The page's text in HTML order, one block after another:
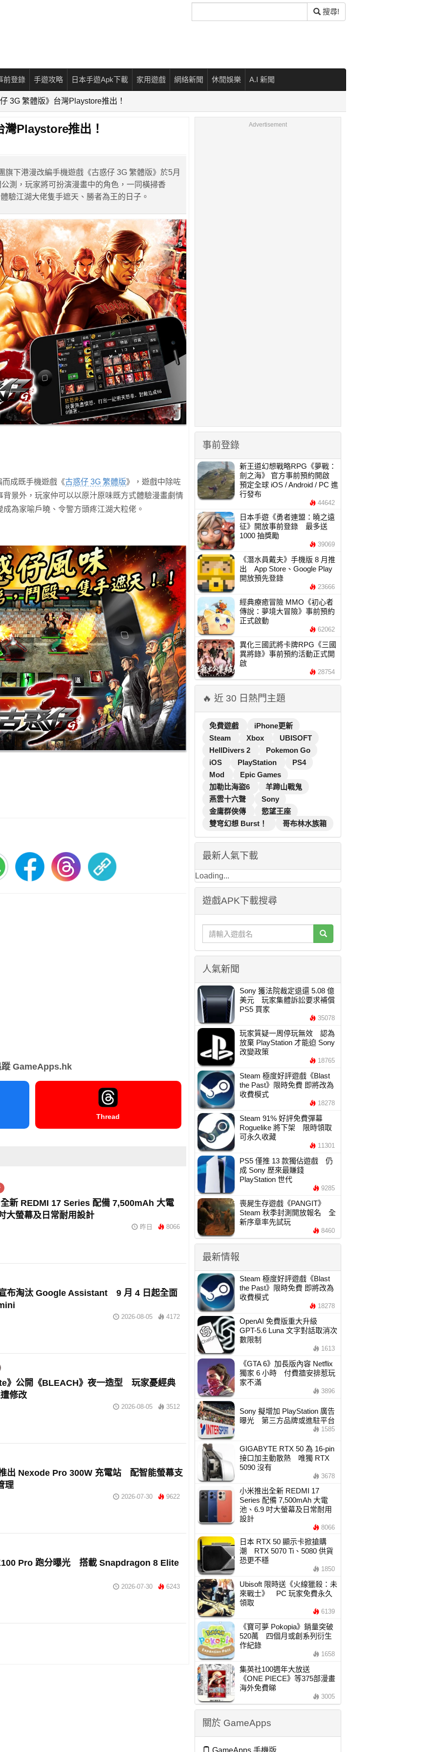
尋
搜尋!
前登錄 手遊攻略 日本手遊Apk下載 家用遊戲 網絡新聞 休閒娛樂 A.I 新聞
3G 繁體版》台灣Playstore推出！
Playstore推出！
旗下港漫改編手機遊戲《古惑仔 3G 繁體版》於5月
測，玩家將可扮演漫畫中的角色，一同橫掃香
驗江湖大佬隻手遮天、勝者為王的日子。
成既手機遊戲《古惑仔 3G 繁體版》，遊戲中除咗
景外，玩家仲可以以原汁原味既方式體驗漫畫劇情
為家喻戶曉、令警方頭疼江湖大粒佬。
蹤 GameApps.hk
Thread
新 REDMI 17 Series 配備 7,500mAh 大電
大螢幕及日常耐用設計
昨日 8066
布淘汰 Google Assistant 9 月 4 日起全面
2026-08-05 4172
》公開《BLEACH》夜一造型 玩家憂經典
修改
2026-08-05 3512
出 Nexode Pro 300W 充電站 配智能螢幕支
理
2026-07-30 9622
Pro 跑分曝光 搭載 Snapdragon 8 Elite
2026-07-30 6243
Advertisement
事前登錄
新王道幻想戰略RPG《夢戰：
劍之海》 官方事前預約開啟
預定全球 iOS / Android / PC 進
行發布
44642
日本手遊《勇者連盟：曉之遠
征》開放事前登錄 最多送
1000 抽獎勵
39069
《潛水員戴夫》手機版 8 月推
出 App Store、Google Play
開放預先登錄
23666
經典療癒冒險 MMO《初心者
傳說：夢境大冒險》事前預約
正式啟動
62062
異化三國武將卡牌RPG《三國
異將錄》事前預約活動正式開
啟
28754
🔥 近 30 日熱門主題
免費遊戲
iPhone更新
Steam
Xbox
UBISOFT
HellDivers 2
Pokemon Go
iOS
PlayStation
PS4
Mod
Epic Games
加勒比海盜6
羊蹄山戰鬼
燕雲十六聲
Sony
金庸群俠傳
慾望王座
雙穹幻想 Burst！
哥布林水族箱
最新人氣下載
Loading...
遊戲APK下載搜尋
人氣新聞
Sony 獲法院裁定退還 5.08 億
美元 玩家集體訴訟要求補償
PS5 買家
35078
玩家質疑一周停玩無效 認為
放棄 PlayStation 才能迫 Sony
改變政策
18765
Steam 極度好評遊戲《Blast
the Past》限時免費 即將改為
收費模式
18278
Steam 91% 好評免費彈幕
Roguelike 將下架 限時領取
可永久收藏
11301
PS5 僅推 13 款獨佔遊戲 仍
成 Sony 歷來最賺錢
PlayStation 世代
9285
喪屍生存遊戲《PANGIT》
Steam 秋季封測開放報名 全
新序章率先試玩
8460
最新情報
Steam 極度好評遊戲《Blast
the Past》限時免費 即將改為
收費模式
18278
OpenAI 免費版重大升級
GPT-5.6 Luna 文字對話取消次
數限制
1613
《GTA 6》加長版內容 Netflix
獨家 6 小時 付費牆安排惹玩
家不滿
3896
Sony 擬增加 PlayStation 廣告
曝光 第三方品牌或進駐平台
1585
GIGABYTE RTX 50 為 16-pin
接口加主動散熱 唯獨 RTX
5090 沒有
3678
小米推出全新 REDMI 17
Series 配備 7,500mAh 大電
池、6.9 吋大螢幕及日常耐用
設計
8066
日本 RTX 50 顯示卡掀搶購
潮 RTX 5070 Ti、5080 供貨
恐更不穩
1850
Ubisoft 限時送《火線獵殺：未
來戰士》 PC 玩家免費永久
領取
6139
《寶可夢 Pokopia》銷量突破
520萬 四個月或創系列衍生
作紀錄
1658
集英社100週年大放送
《ONE PIECE》等375部漫畫
海外免費睇
3005
關於 GameApps
GameApps 手機版